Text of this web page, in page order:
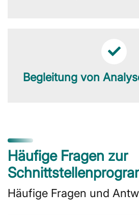
Begleitung von
Häufige Fragen zur
Häufige Fragen und